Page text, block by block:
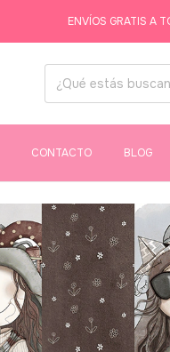
ENVÍOS GRATIS A
CONTACTO BLOG